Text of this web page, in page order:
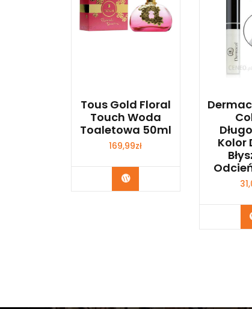
Tous Gold Floral
Touch Woda
Toaletowa 50ml
169,99zł
Zobacz
Kolor